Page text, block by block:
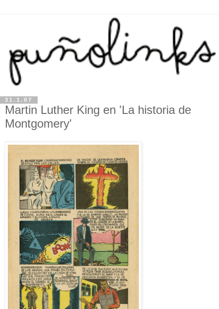
31.1.07
Martin Luther King en 'La historia de
Montgomery'